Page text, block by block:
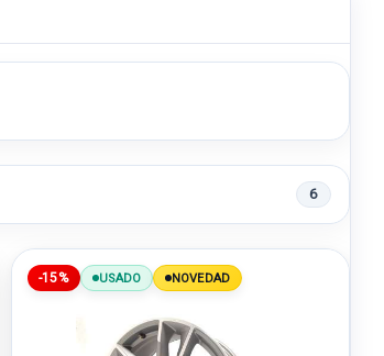
6
-15% USADO NOVEDAD